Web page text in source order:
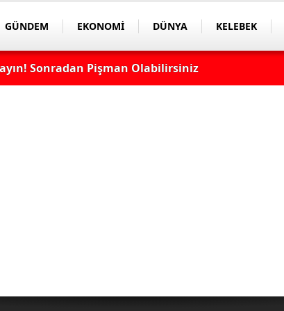
GÜNDEM EKONOMİ DÜNYA KELEBEK
Sonradan Pişman Olabilirsiniz